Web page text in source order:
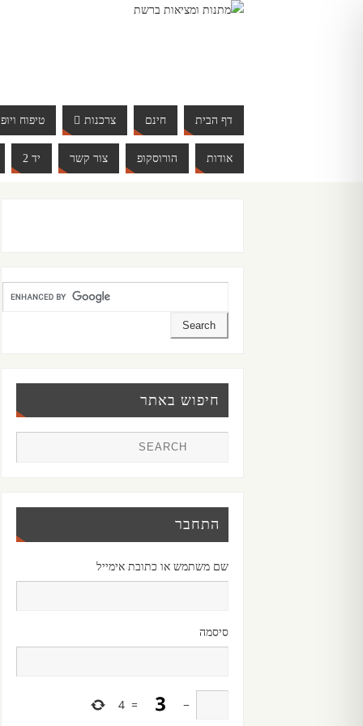
דף הבית חינם צרכנות טיפוח
אודות הורוסקופ צור קשר יד 2
חיפוש באתר
התחבר
שם משתמש או כתובת אימייל
סיסמה
−
=
4